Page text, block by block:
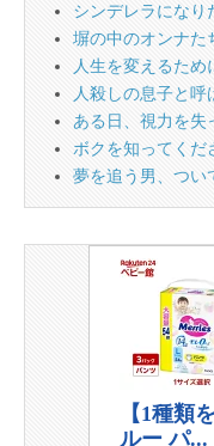
シンデレラにな
塀の中のオンナた
人生を変えるた
人殺しの息子と呼
ある日、視力を失
ボクを知ってくだ
夢を追う男、つい